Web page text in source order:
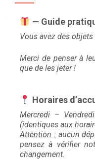
— Guide
Vous avez des
Merci de penser à
que de les jeter !
Horaires
Mercredi –
(identiques aux
Attention : aucun
pensez à vérifier
changement.